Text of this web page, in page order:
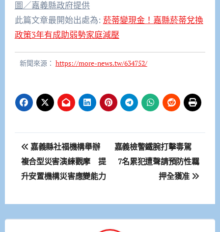
圖／嘉義縣政府提供
此篇文章最開始出處為: 菸蒂變現金！嘉縣菸蒂兌換
政策3年有成助弱勢家庭減壓
新聞來源： https://more-news.tw/634752/
文
章
導
覽
嘉義縣社福機構舉辦
複合型災害演練觀摩 提
升安置機構災害應變能力
嘉義檢警鐵腕打擊毒駕
7名累犯遭聲請預防性羈
押全獲准